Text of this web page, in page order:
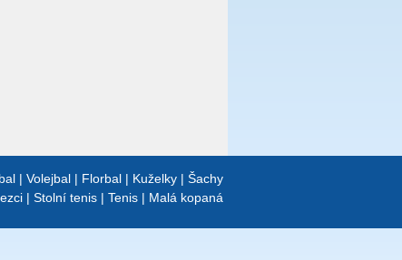
| Volejbal | Florbal | Kuželky | Šachy
| Stolní tenis | Tenis | Malá kopaná